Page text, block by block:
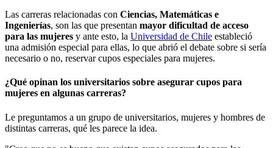
Las carreras relacionadas con Ciencias, Matemáticas e
Ingenierías, son las que presentan mayor dificultad de acceso
para las mujeres y ante esto, la Universidad de Chile estableció
una admisión especial para ellas, lo que abrió el debate sobre si sería
necesario o no, reservar cupos especiales para mujeres.
¿Qué opinan los universitarios sobre asegurar cupos para
mujeres en algunas carreras?
Le preguntamos a un grupo de universitarios, mujeres y hombres de
distintas carreras, qué les parece la idea.